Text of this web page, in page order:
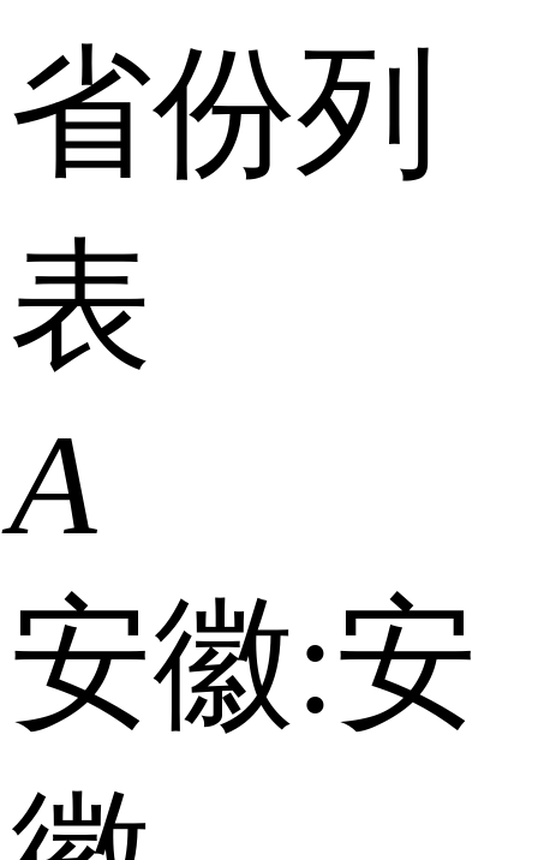
省份列
表
A
安徽:安